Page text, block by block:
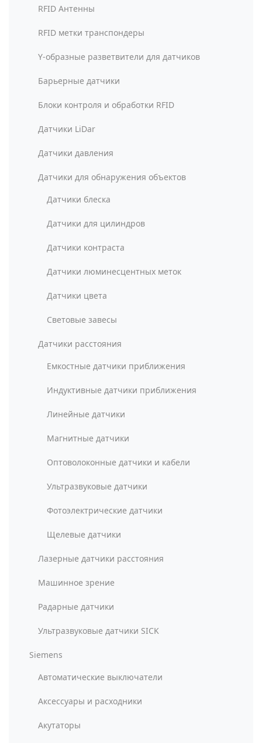
RFID Антенны
RFID метки транспондеры
Y-образные разветвители для датчиков
Барьерные датчики
Блоки контроля и обработки RFID
Датчики LiDar
Датчики давления
Датчики для обнаружения объектов
Датчики блеска
Датчики для цилиндров
Датчики контраста
Датчики люминесцентных меток
Датчики цвета
Световые завесы
Датчики расстояния
Емкостные датчики приближения
Индуктивные датчики приближения
Линейные датчики
Магнитные датчики
Оптоволоконные датчики и кабели
Ультразвуковые датчики
Фотоэлектрические датчики
Щелевые датчики
Лазерные датчики расстояния
Машинное зрение
Радарные датчики
Ультразвуковые датчики SICK
Siemens
Автоматические выключатели
Аксессуары и расходники
Акутаторы